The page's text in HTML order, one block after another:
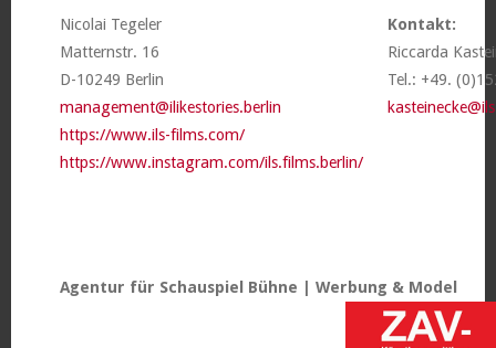
Nicolai Tegeler
Matternstr. 16
D-10249 Berlin
management@ilikestories.berlin
https://www.ils-films.com/
https://www.instagram.com/ils.films.berlin/
Kontakt:
Riccarda
Tel.: +49.
Agentur für Schauspiel Bühne | Werbung & Model